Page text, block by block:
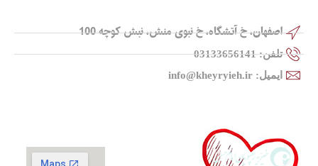
اصفهان، خ آتشگاه، خ نبوی منش، نبش کوچه 100
تلفن: 03133656141
ایمیل: info@kheyryieh.ir